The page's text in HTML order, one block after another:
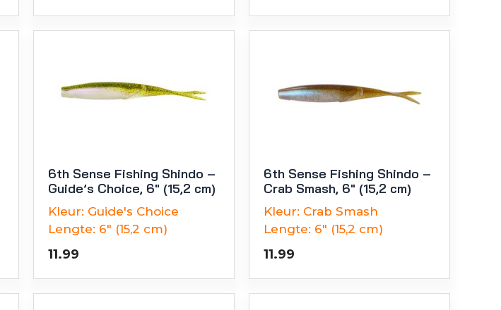
6th Sense Fishing Shindo –
Guide’s Choice, 6″ (15,2 cm)
Kleur: Guide's Choice
Lengte: 6" (15,2 cm)
11.99
6th Sense Fishing Shindo –
Crab Smash, 6″ (15,2 cm)
Kleur: Crab Smash
Lengte: 6" (15,2 cm)
11.99